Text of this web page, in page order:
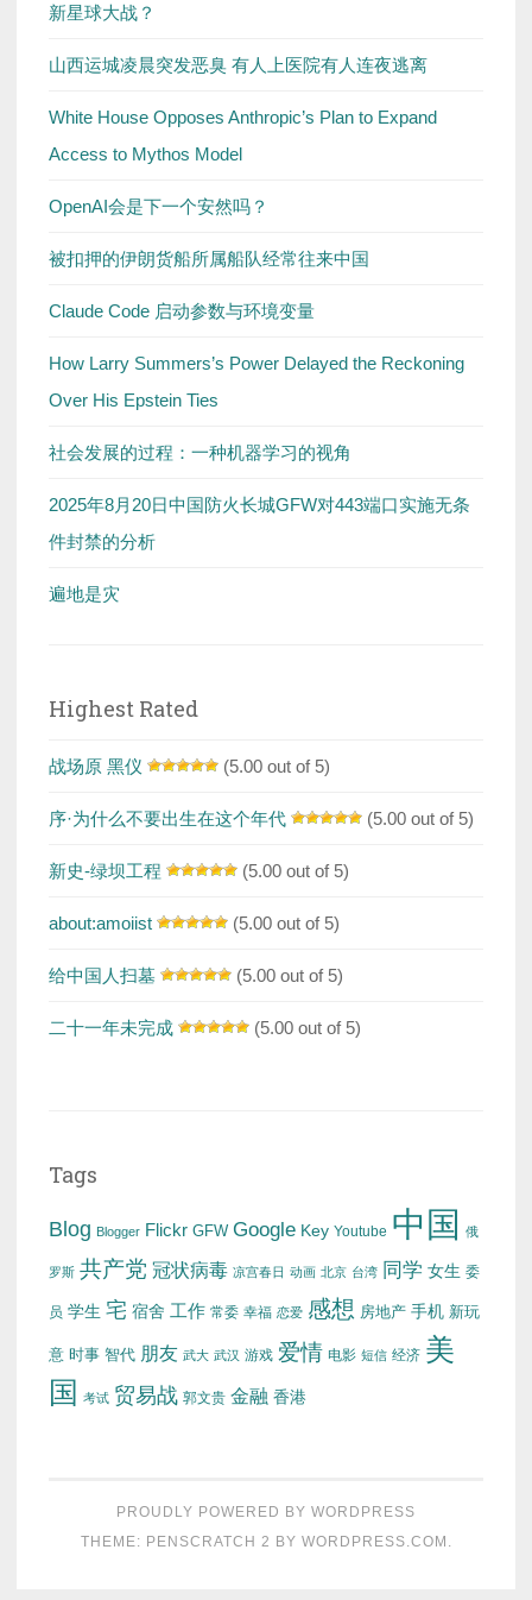
新星球大战？
山西运城凌晨突发恶臭 有人上医院有人连夜逃离
White House Opposes Anthropic’s Plan to Expand
Access to Mythos Model
OpenAI会是下一个安然吗？
被扣押的伊朗货船所属船队经常往来中国
Claude Code 启动参数与环境变量
How Larry Summers’s Power Delayed the Reckoning
Over His Epstein Ties
社会发展的过程：一种机器学习的视角
2025年8月20日中国防火长城GFW对443端口实施无条
件封禁的分析
遍地是灾
Highest Rated
战场原 黑仪 (5.00 out of 5)
序·为什么不要出生在这个年代 (5.00 out of 5)
新史-绿坝工程 (5.00 out of 5)
about:amoiist (5.00 out of 5)
给中国人扫墓 (5.00 out of 5)
二十一年未完成 (5.00 out of 5)
Tags
Blog Blogger Flickr GFW Google Key Youtube 中国 俄
罗斯 共产党 冠状病毒 凉宫春日 动画 北京 台湾 同学 女生 委
员 学生 宅 宿舍 工作 常委 幸福 恋爱 感想 房地产 手机 新玩
意 时事 智代 朋友 武大 武汉 游戏 爱情 电影 短信 经济 美
国
考试 贸易战 郭文贵 金融 香港
PROUDLY POWERED BY WORDPRESS
THEME: PENSCRATCH 2 BY WORDPRESS.COM .